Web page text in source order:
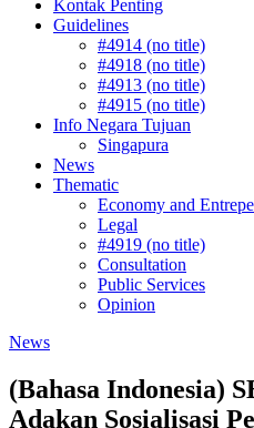
Kontak Penting
Guidelines
#4914 (no title)
#4918 (no title)
#4913 (no title)
#4915 (no title)
Info Negara Tujuan
Singapura
News
Thematic
Economy and
Legal
#4919 (no title)
Consultation
Public Services
Opinion
News
(Bahasa Indonesia)
Adakan Sosialisasi